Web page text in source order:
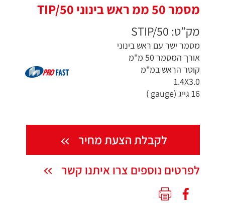
מסמר 50 ממ ראש בינוני TIP/50
מק”ט: STIP/50
מסמר ישר עם ראש בינוני
אורך המסמר 50 מ"מ
קוטר הראש במ"מ
1.4X3.0
16 גייג (gauge )
לקבלת הצעת מחיר
לפרטים נוספים צרו איתנו קשר